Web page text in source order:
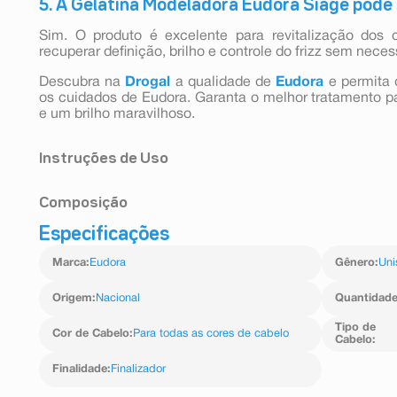
5. A Gelatina Modeladora Eudora Siàge
Sim. O produto é excelente para revitalização dos
recuperar definição, brilho e controle do frizz sem
Descubra na Drogal a qualidade de Eudora e permita
os cuidados de Eudora. Garanta o melhor tratamento
e um brilho maravilhoso.
Instruções de Uso
conforme sua preferência e finalize sem enxaguar.
Composição
Água; Glicerol; Óleo De Rícino Hidrogenado
30; Caprililglicol; Poliquatérnio-68;
Semente De Girassol; Óleo Da Semente De Baobá
Cominho Preto; Óleo Da Semente De Opuntia Ficus-
De Amaranto [Amaranthus Caudatus]; Malato De
Cálcio; Gliconolactona; Proteína De Soja Hidrolisada4;
Especificações
Marca: Eudora Gênero:
Origem: Nacional Quantidade
Cor de Cabelo: Para todas as cores de cabelo
Tipo de
Cabelo:
Finalidade: Finalizador